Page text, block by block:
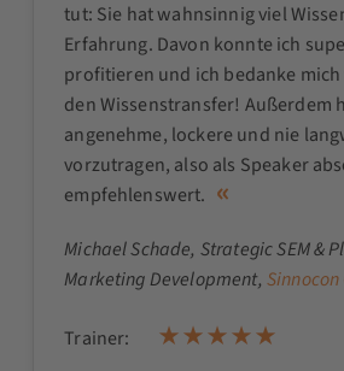
tut: Sie hat wahnsinnig viel
Erfahrung. Davon konnte ich
profitieren und ich bedanke
den Wissenstransfer! Außerdem
angenehme, lockere und nie
vorzutragen, also als Speaker
empfehlenswert.
Michael Schade, Strategic SEM &
Marketing Development,
Trainer: